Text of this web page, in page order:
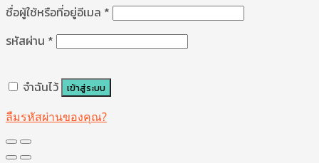
ชื่อผู้ใช้หรือที่อยู่อีเมล *
รหัสผ่าน *
จำฉันไว้ เข้าสู่ระบบ
ลืมรหัสผ่านของคุณ?